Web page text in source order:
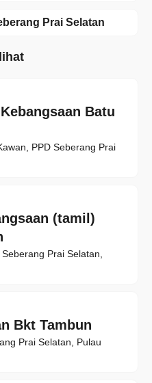
Prai Selatan
Batu
PPD Seberang Prai
(tamil)
Prai Selatan,
Bkt Tambun
Prai Selatan, Pulau